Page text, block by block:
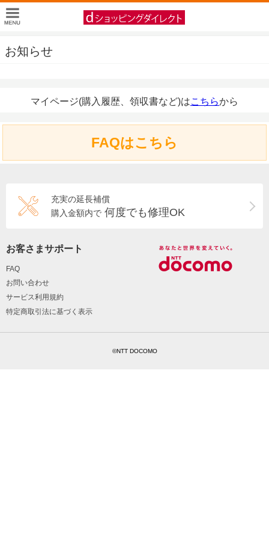
お知らせ
マイページ(購入履歴、領収書など)はこちらから
FAQはこちら
充実の延長補償
購入金額内で 何度でも修理OK
お客さまサポート
FAQ
お問い合わせ
サービス利用規約
特定商取引法に基づく表示
©NTT DOCOMO